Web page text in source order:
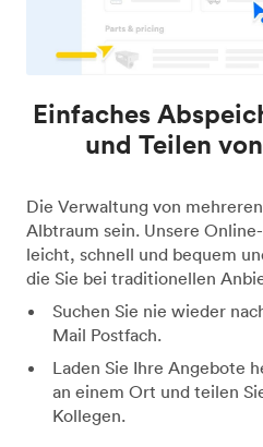
Einfaches
und Teilen
Die Verwaltung von
Albtraum sein. Unsere
leicht, schnell und bequem
die Sie bei traditionellen
Suchen Sie nie wieder
Mail Postfach.
Laden Sie Ihre Angebote
an einem Ort und teilen
Kollegen.